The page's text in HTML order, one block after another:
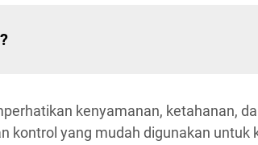
kenyamanan, ketahanan,
kontrol yang mudah digunakan untuk